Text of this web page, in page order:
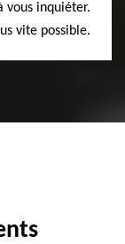
vous inquiéter.
vite possible.